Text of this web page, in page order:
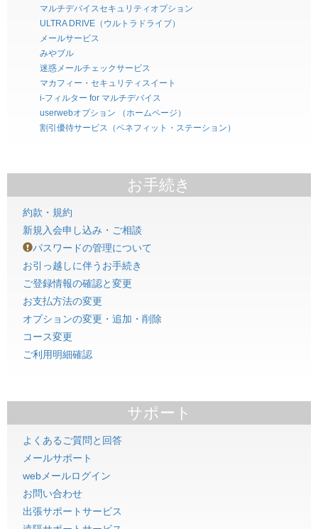
マルチデバイスセキュリティオプション
ULTRA DRIVE（ウルトラドライブ）
メールサービス
みやブル
迷惑メールチェックサービス
マカフィー・セキュリティスイート
i-フィルター for マルチデバイス
userwebオプション （ホームページ）
割引優待サービス（ベネフィット・ステーション）
お手続き
約款・規約
新規入会申し込み・ご相談
パスワードの管理について
お引っ越しに伴うお手続き
ご登録情報の確認と変更
お支払方法の変更
オプションの変更・追加・削除
コース変更
ご利用明細確認
サポート
よくあるご質問と回答
メールサポート
webメールログイン
お問い合わせ
出張サポートサービス